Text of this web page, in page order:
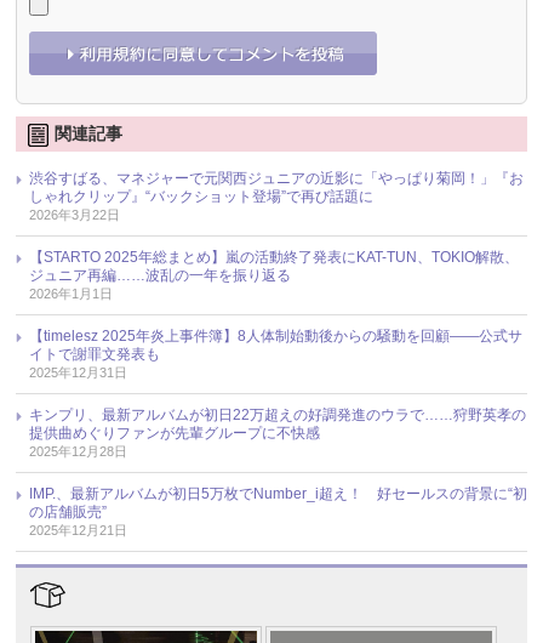
関連記事
渋谷すばる、マネジャーで元関西ジュニアの近影に「やっぱり菊岡！」『お
しゃれクリップ』“バックショット登場”で再び話題に
2026年3月22日
【STARTO 2025年総まとめ】嵐の活動終了発表にKAT-TUN、TOKIO解散、
ジュニア再編……波乱の一年を振り返る
2026年1月1日
【timelesz 2025年炎上事件簿】8人体制始動後からの騒動を回顧――公式サ
イトで謝罪文発表も
2025年12月31日
キンプリ、最新アルバムが初日22万超えの好調発進のウラで……狩野英孝の
提供曲めぐりファンが先輩グループに不快感
2025年12月28日
IMP.、最新アルバムが初日5万枚でNumber_i超え！ 好セールスの背景に“初
の店舗販売”
2025年12月21日